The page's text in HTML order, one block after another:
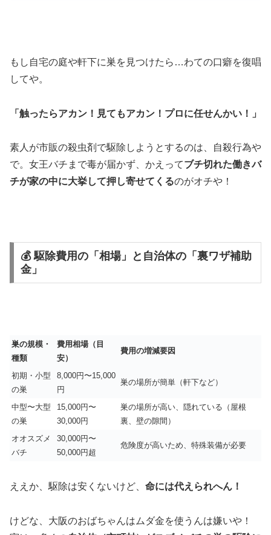
もし自宅の庭や軒下に巣を見つけたら…わての口癖を復唱
してや。
「触ったらアカン！見てもアカン！プロに任せんかい！」
素人が市販の殺虫剤で駆除しようとするのは、自殺行為や
で。女王バチまで毒が届かず、かえってブチ切れた働きバ
チが家の中に大挙して押し寄せてくるのがオチや！
💰 駆除費用の「相場」と自治体の「裏ワザ補助
金」
巣の規模・
種類
費用相場（目
安）
費用の増減要因
初期・小型
の巣
8,000円〜15,000
円
巣の場所が簡単（軒下など）
中型〜大型
の巣
15,000円〜
30,000円
巣の場所が高い、隠れている（屋根
裏、壁の隙間）
オオスズメ
バチ
30,000円〜
50,000円超
危険度が高いため、特殊装備が必要
ええか、駆除は安くないけど、 命には代えられへん！
けどな、大阪のおばちゃんはムダ金を使うんは嫌いや！